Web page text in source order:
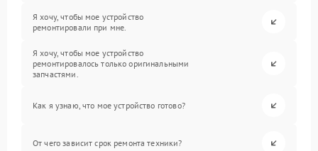
Я хочу, чтобы мое устройство
ремонтировали при мне.
Я хочу, чтобы мое устройство
ремонтировалось только оригинальными
запчастями.
Как я узнаю, что мое устройство готово?
От чего зависит срок ремонта техники?